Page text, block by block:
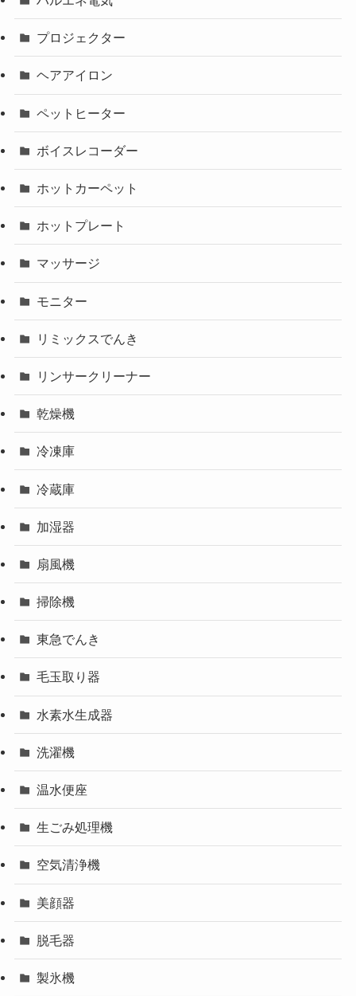
プロジェクター
ヘアアイロン
ペットヒーター
ボイスレコーダー
ホットカーペット
ホットプレート
マッサージ
モニター
リミックスでんき
リンサークリーナー
乾燥機
冷凍庫
冷蔵庫
加湿器
扇風機
掃除機
東急でんき
毛玉取り器
水素水生成器
洗濯機
温水便座
生ごみ処理機
空気清浄機
美顔器
脱毛器
製氷機